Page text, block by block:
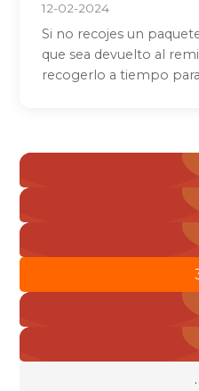
12-02-2024
Si no recojes un
que sea devuelto al
recogerlo a tiempo
Paginación
de
entradas
«
2
4
5